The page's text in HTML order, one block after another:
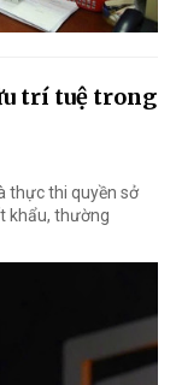
trí tuệ trong
thực thi quyền sở
khẩu, thường